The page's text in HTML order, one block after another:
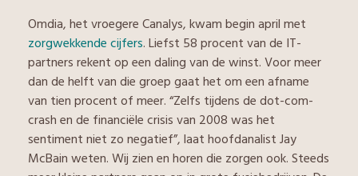
Omdia, het vroegere Canalys, kwam begin april met
zorgwekkende cijfers. Liefst 58 procent van de IT-
partners rekent op een daling van de winst. Voor meer
dan de helft van die groep gaat het om een afname
van tien procent of meer. “Zelfs tijdens de dot-com-
crash en de financiële crisis van 2008 was het
sentiment niet zo negatief”, laat hoofdanalist Jay
McBain weten. Wij zien en horen die zorgen ook. Steeds